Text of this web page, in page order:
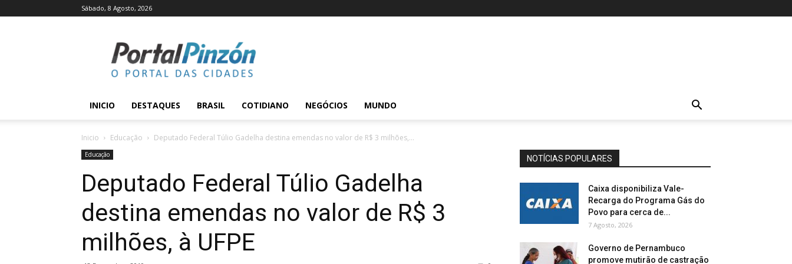
Sábado, 8 Agosto, 2026
Pinzón
INICIO DESTAQUES BRASIL COTIDIANO NEGÓCIOS MUNDO
Inicio Educação Deputado Federal Túlio Gadelha destina emendas no valor de R$ 3 milhões,...
Educação
Deputado Federal Túlio Gadelha
destina emendas no valor de R$ 3
milhões, à UFPE
NOTÍCIAS POPULARES
Caixa disponibiliza Vale-
Recarga do Programa Gás do
Povo para cerca de...
7 Agosto, 2026
Governo de Pernambuco
promove mutirão de castração